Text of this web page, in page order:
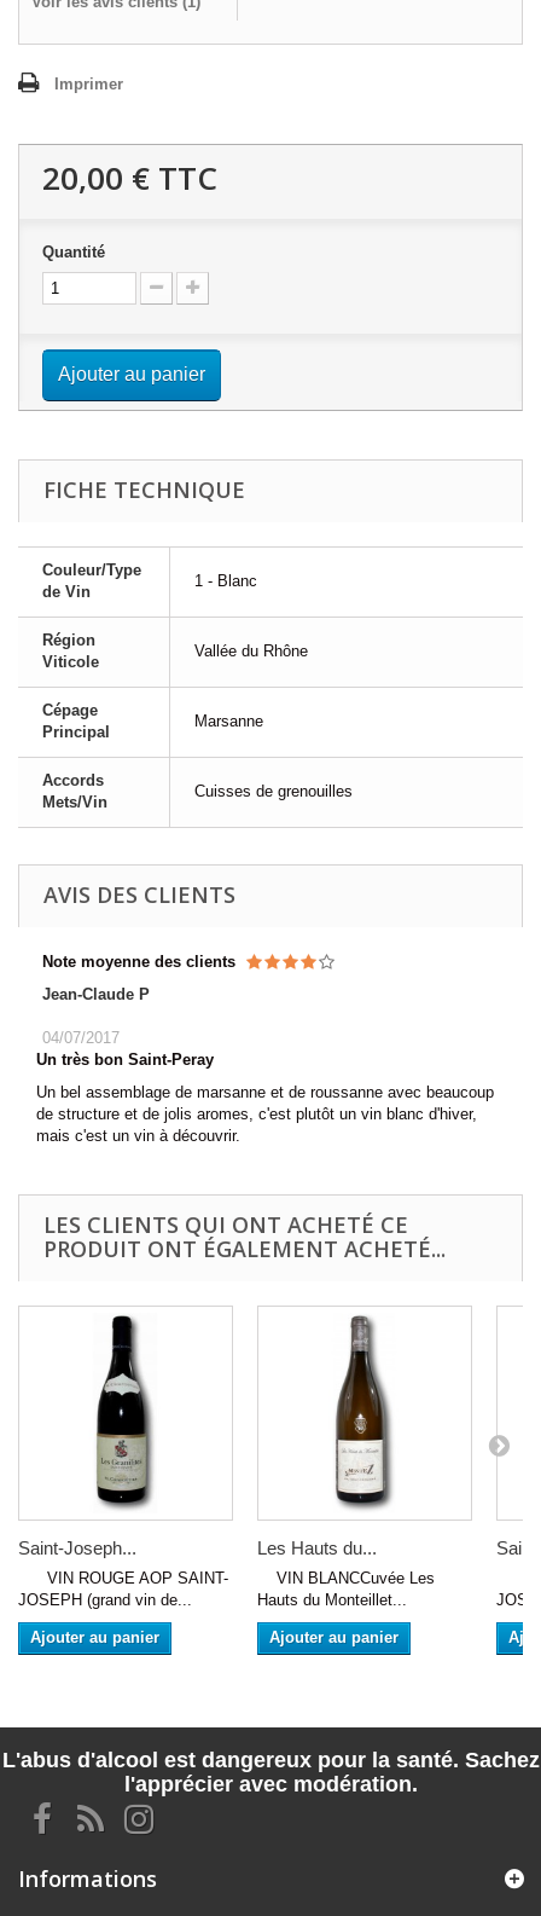
Imprimer
20,00 € TTC
Quantité
Ajouter au panier
FICHE TECHNIQUE
Couleur/Type
de Vin
1 - Blanc
Région
Viticole
Vallée du Rhône
Cépage
Principal
Marsanne
Accords
Mets/Vin
Cuisses de grenouilles
AVIS DES CLIENTS
Note moyenne des clients
Jean-Claude P
04/07/2017
Un très bon Saint-Peray
Un bel assemblage de marsanne et de roussanne avec beaucoup
de structure et de jolis aromes, c'est plutôt un vin blanc d'hiver,
mais c'est un vin à découvrir.
LES CLIENTS QUI ONT ACHETÉ CE
PRODUIT ONT ÉGALEMENT ACHETÉ...
Saint-Joseph...
VIN ROUGE AOP SAINT-
JOSEPH (grand vin de...
Ajouter au panier
Les Hauts du...
VIN BLANCCuvée Les
Hauts du Monteillet...
Ajouter au panier
L'abus d'alcool est dangereux pour la santé. Sachez
l'apprécier avec modération.
Informations